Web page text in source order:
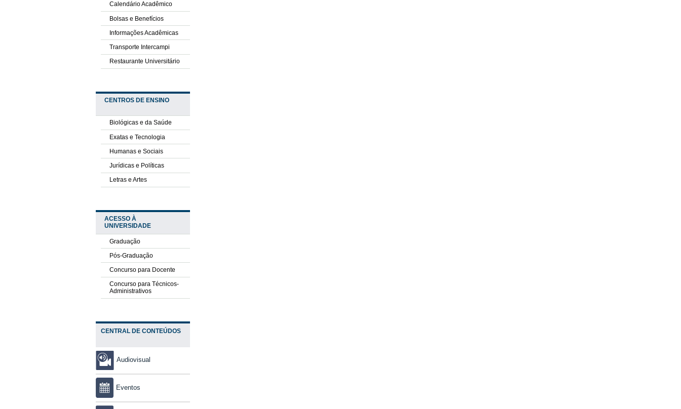
Calendário Acadêmico
Bolsas e Benefícios
Informações Acadêmicas
Transporte Intercampi
Restaurante Universitário
CENTROS DE ENSINO
Biológicas e da Saúde
Exatas e Tecnologia
Humanas e Sociais
Jurídicas e Políticas
Letras e Artes
ACESSO À
UNIVERSIDADE
Graduação
Pós-Graduação
Concurso para Docente
Concurso para Técnicos-
Administrativos
CENTRAL DE CONTEÚDOS
Audiovisual
Eventos